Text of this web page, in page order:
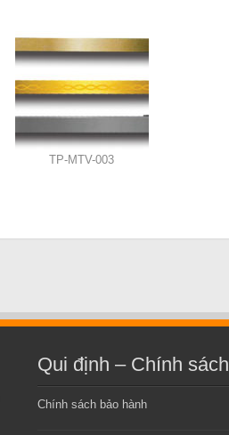
TP-MTV-003
Qui định – Chính sách
Chính sách bảo hành